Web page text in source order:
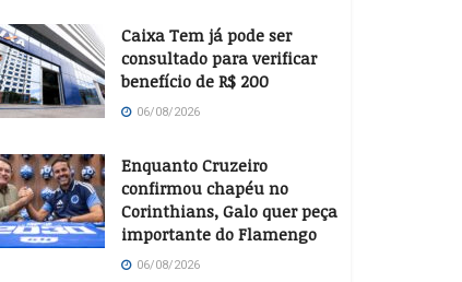
Caixa Tem já pode ser
consultado para verificar
benefício de R$ 200
06/08/2026
Enquanto Cruzeiro
confirmou chapéu no
Corinthians, Galo quer peça
importante do Flamengo
06/08/2026